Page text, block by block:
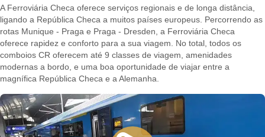
A Ferroviária Checa oferece serviços regionais e de longa distância,
ligando a República Checa a muitos países europeus. Percorrendo as
rotas Munique - Praga e Praga - Dresden, a Ferroviária Checa
oferece rapidez e conforto para a sua viagem. No total, todos os
comboios CR oferecem até 9 classes de viagem, amenidades
modernas a bordo, e uma boa oportunidade de viajar entre a
magnífica República Checa e a Alemanha.